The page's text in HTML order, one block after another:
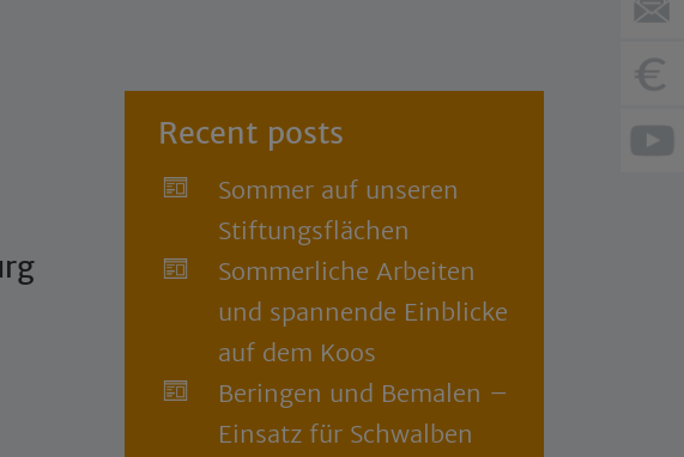
Recent posts
Sommer auf unseren
Stiftungsflächen
Sommerliche Arbeiten
und spannende Einblicke
auf dem Koos
Beringen und Bemalen –
Einsatz für Schwalben